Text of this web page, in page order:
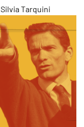
Silvia Tarquini